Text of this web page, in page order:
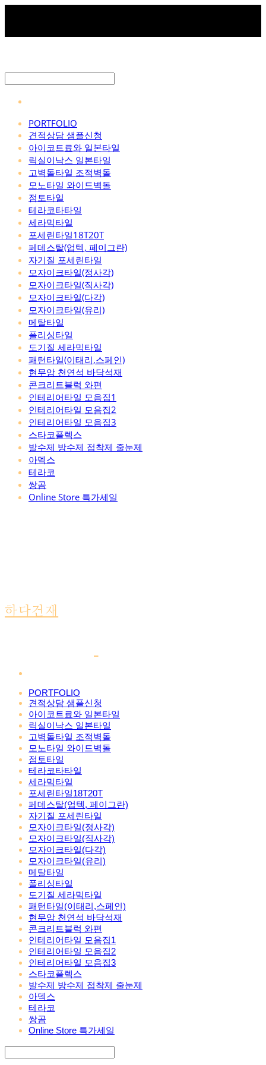
PORTFOLIO
견적상담 샘플신청
아이코트료와 일본타일
릭실이낙스 일본타일
고벽돌타일 조적벽돌
모노타일 와이드벽돌
점토타일
테라코타타일
세라믹타일
포세린타일18T20T
페데스탈(업텍, 페이그란)
자기질 포세린타일
모자이크타일(정사각)
모자이크타일(직사각)
모자이크타일(다각)
모자이크타일(유리)
메탈타일
폴리싱타일
도기질 세라믹타일
패턴타일(이태리,스페인)
현무암 천연석 바닥석재
콘크리트블럭 와편
인테리어타일 모음집1
인테리어타일 모음집2
인테리어타일 모음집3
스타코플렉스
발수제 방수제 접착제 줄눈제
아덱스
테라코
쌍곰
Online Store 특가세일
하다건재
PORTFOLIO
견적상담 샘플신청
아이코트료와 일본타일
릭실이낙스 일본타일
고벽돌타일 조적벽돌
모노타일 와이드벽돌
점토타일
테라코타타일
세라믹타일
포세린타일18T20T
페데스탈(업텍, 페이그란)
자기질 포세린타일
모자이크타일(정사각)
모자이크타일(직사각)
모자이크타일(다각)
모자이크타일(유리)
메탈타일
폴리싱타일
도기질 세라믹타일
패턴타일(이태리,스페인)
현무암 천연석 바닥석재
콘크리트블럭 와편
인테리어타일 모음집1
인테리어타일 모음집2
인테리어타일 모음집3
스타코플렉스
발수제 방수제 접착제 줄눈제
아덱스
테라코
쌍곰
Online Store 특가세일